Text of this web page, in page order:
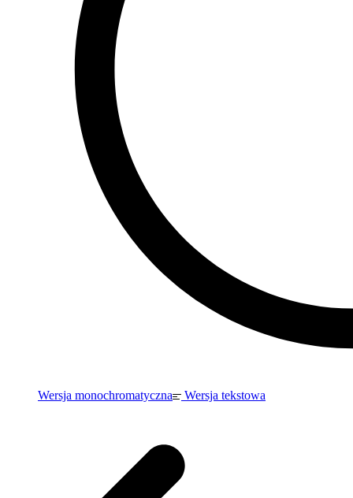
Wersja monochromatyczna Wersja tekstowa